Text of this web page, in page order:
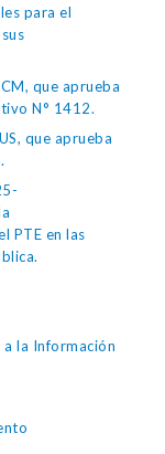
para el
que aprueba
N° 1412.
que aprueba
PTE en las
la Información